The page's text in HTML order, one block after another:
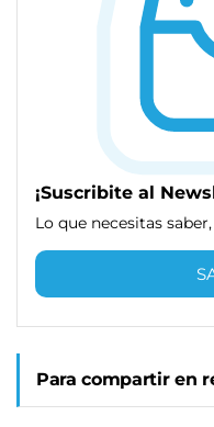
¡Suscribite al
Lo que necesitas
Para compartir en